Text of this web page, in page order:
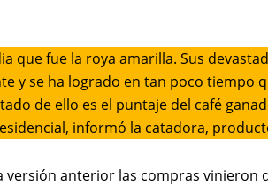
que fue la roya amarilla. Sus
y se ha logrado en tan poco tiempo
de ello es el puntaje del café
informó la catadora,
anterior las compras